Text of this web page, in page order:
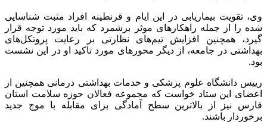
وی، تقویت بیماریابی در این ایام و قرنطینه افراد مثبت شناسایی
شده را از جمله راهکارهای موثر برشمرد که باید مورد توجه قرار
گیرد، همچنین افزایش تیم‌های نظارتی بر رعایت پروتکل‌های
بهداشتی در جامعه، از دیگر محورهای مورد تاکید او در این نشست
بود.
رییس دانشگاه علوم پزشکی و خدمات بهداشتی درمانی همچنین از
اعضای این ستاد خواست که مجموعه فعالان حوزه سلامت استان
فارس نیز از بالاترین سطح آمادگی برای مقابله با موج جدید
برخوردار باشند.